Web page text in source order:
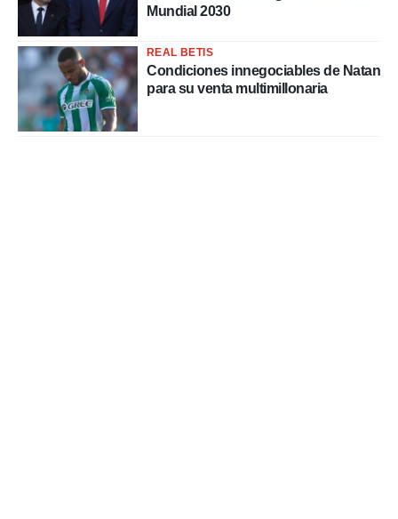
Mundial 2030
REAL BETIS
Condiciones innegociables de Natan
para su venta multimillonaria